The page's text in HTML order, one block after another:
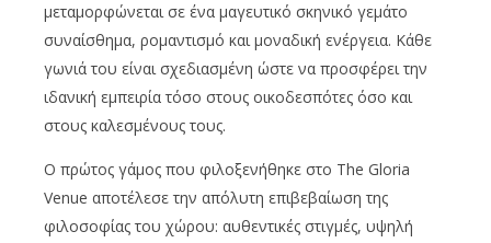
μεταμορφώνεται σε ένα μαγευτικό σκηνικό γεμάτο
συναίσθημα, ρομαντισμό και μοναδική ενέργεια. Κάθε
γωνιά του είναι σχεδιασμένη ώστε να προσφέρει την
ιδανική εμπειρία τόσο στους οικοδεσπότες όσο και
στους καλεσμένους τους.
Ο πρώτος γάμος που φιλοξενήθηκε στο The Gloria
Venue αποτέλεσε την απόλυτη επιβεβαίωση της
φιλοσοφίας του χώρου: αυθεντικές στιγμές, υψηλή